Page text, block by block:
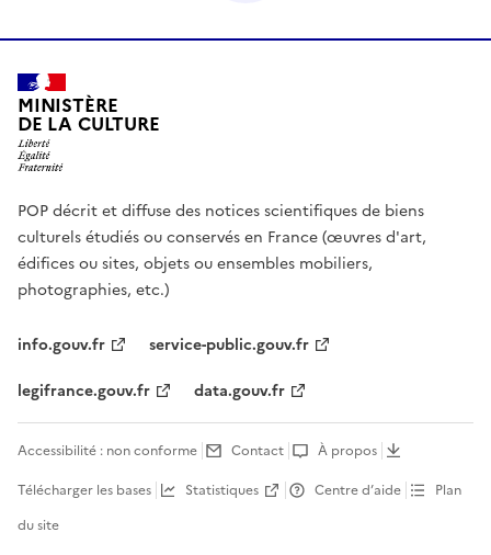
MINISTÈRE
DE LA CULTURE
POP décrit et diffuse des notices scientifiques de biens
culturels étudiés ou conservés en France (œuvres d'art,
édifices ou sites, objets ou ensembles mobiliers,
photographies, etc.)
info.gouv.fr
service-public.gouv.fr
legifrance.gouv.fr
data.gouv.fr
Accessibilité : non conforme Contact
À propos
Télécharger les bases
Statistiques Centre d’aide
Plan
du site